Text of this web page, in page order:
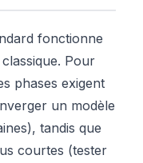
fonctionne
Pour
phases exigent
un modèle
tandis que
courtes (tester